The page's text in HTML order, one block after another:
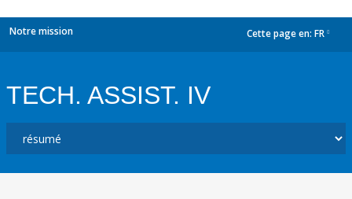
Notre mission Cette page en: FR
TECH. ASSIST. IV